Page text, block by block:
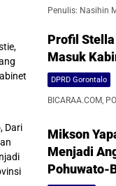
Penulis: Nasihin
Profil Stella
Masuk
DPRD Gorontalo
BICARAA.COM,
Mikson
Menjadi
Pohuwato-